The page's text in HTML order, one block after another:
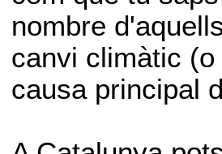
nombre
canvi climàtic
causa principal